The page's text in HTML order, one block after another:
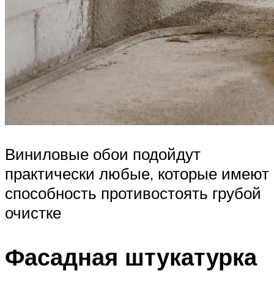
Виниловые обои подойдут
практически любые, которые имеют
способность противостоять грубой
очистке
Фасадная штукатурка